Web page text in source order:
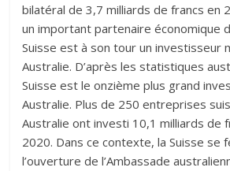
bilatéral de 3,7 milliards de francs en
un important partenaire économique
Suisse est à son tour un investisseur
Australie. D’après les statistiques
Suisse est le onzième plus grand
Australie. Plus de 250 entreprises
Australie ont investi 10,1 milliards de
2020. Dans ce contexte, la Suisse se
l’ouverture de l’Ambassade